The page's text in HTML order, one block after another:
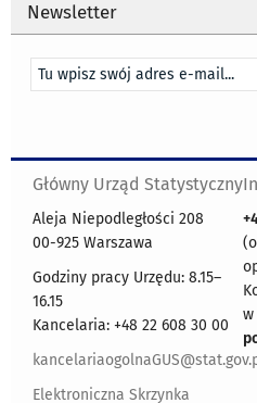
Newsletter
Główny Urząd Statystyczny
Aleja Niepodległości 208
00-925 Warszawa
Godziny pracy Urzędu: 8.15–
16.15
Kancelaria: +48 22 608 30 00
Elektroniczna Skrzynka
w